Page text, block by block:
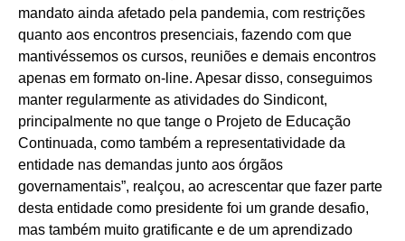
mandato ainda afetado pela pandemia, com restrições
quanto aos encontros presenciais, fazendo com que
mantivéssemos os cursos, reuniões e demais encontros
apenas em formato on-line. Apesar disso, conseguimos
manter regularmente as atividades do Sindicont,
principalmente no que tange o Projeto de Educação
Continuada, como também a representatividade da
entidade nas demandas junto aos órgãos
governamentais”, realçou, ao acrescentar que fazer parte
desta entidade como presidente foi um grande desafio,
mas também muito gratificante e de um aprendizado